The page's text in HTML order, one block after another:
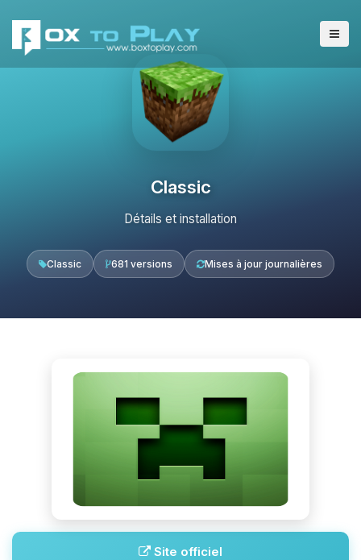
Classic
Détails et installation
Classic 681 versions Mises à jour journalières
Site officiel